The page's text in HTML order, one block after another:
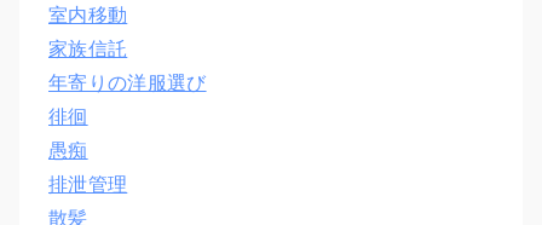
室内移動
家族信託
年寄りの洋服選び
徘徊
愚痴
排泄管理
散髪